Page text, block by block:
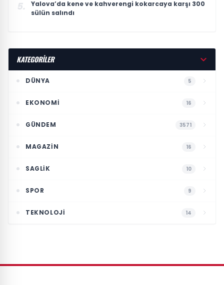
5.
Yalova’da kene ve kahverengi kokarcaya karşı 300
sülün salındı
KATEGORİLER
DÜNYA 5
EKONOMI 16
GÜNDEM 3571
MAGAZIN 16
SAGLIK 10
SPOR 9
TEKNOLOJI 14